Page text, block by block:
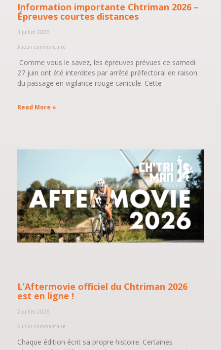
Information importante Chtriman 2026 –
Épreuves courtes distances
3 juillet 2026
Aucun commentaire
Comme vous le savez, les épreuves prévues ce samedi
27 juin ont été interdites par arrêté préfectoral en raison
du passage en vigilance rouge canicule. Cette
Read More »
L’Aftermovie officiel du Chtriman 2026
est en ligne !
2 juillet 2026
Aucun commentaire
Chaque édition écrit sa propre histoire. Certaines